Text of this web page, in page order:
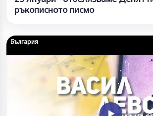
ръкописното писмо
България